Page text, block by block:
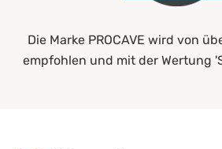
Die Marke PROCAVE wird von
empfohlen und mit der Wertung